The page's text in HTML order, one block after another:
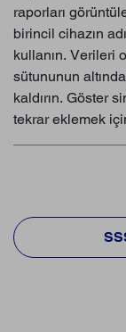
raporları
birincil cihazın
kullanın. Verileri
sütununun
kaldırın. Göster
tekrar eklemek